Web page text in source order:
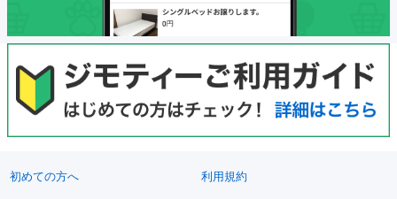
初めての方へ 利用規約